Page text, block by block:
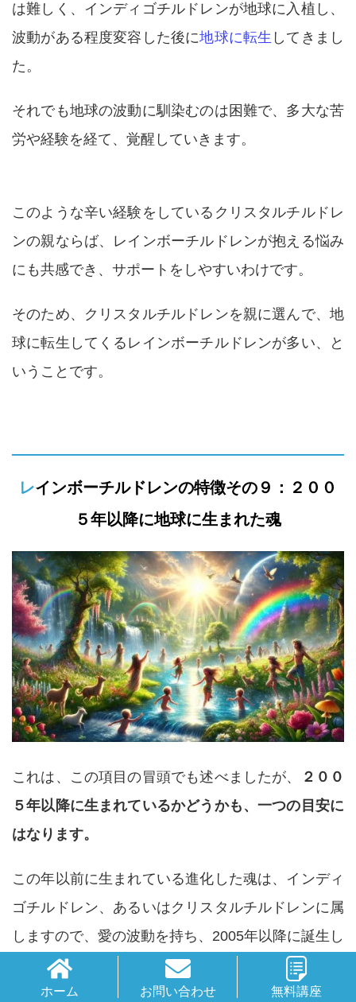
は難しく、インディゴチルドレンが地球に入植し、
波動がある程度変容した後に地球に転生 してきまし
た。
それでも地球の波動に馴染むのは困難で、多大な苦
労や経験を経て、覚醒していきます。
このような辛い経験をしているクリスタルチルドレ
ンの親ならば、レインボーチルドレンが抱える悩み
にも共感でき、サポートをしやすいわけです。
そのため、クリスタルチルドレンを親に選んで、地
球に転生してくるレインボーチルドレンが多い、と
いうことです。
レインボーチルドレンの特徴その９：２００
５年以降に地球に生まれた魂
これは、この項目の冒頭でも述べましたが、
２００
５年以降に生まれているかどうかも、一つの目安に
はなります。
この年以前に生まれている進化した魂は、インディ
ゴチルドレン、あるいはクリスタルチルドレンに属
しますので、愛の波動を持ち、2005年以降に誕生し
た魂なら、レインボーチルドレンではないかと推測
することが可能です。
ホーム お問い合わせ 無料講座